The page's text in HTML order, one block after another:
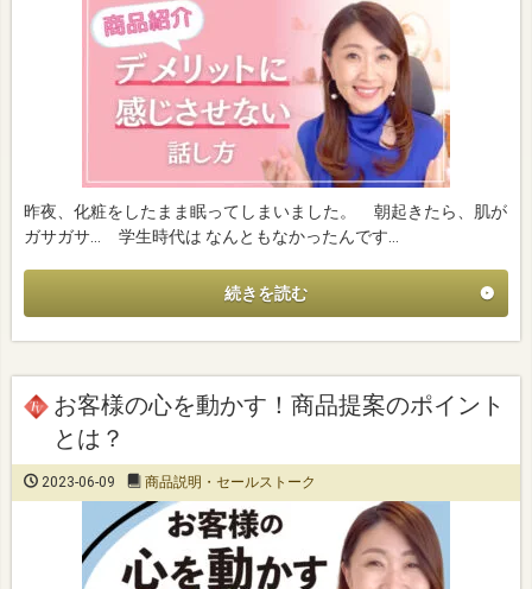
昨夜、化粧をしたまま眠ってしまいました。 朝起きたら、肌が
ガサガサ… 学生時代は なんともなかったんです…
続きを読む
お客様の心を動かす！商品提案のポイント
とは？
2023-06-09 商品説明・セールストーク